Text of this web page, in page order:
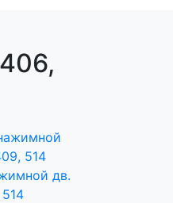
дв.